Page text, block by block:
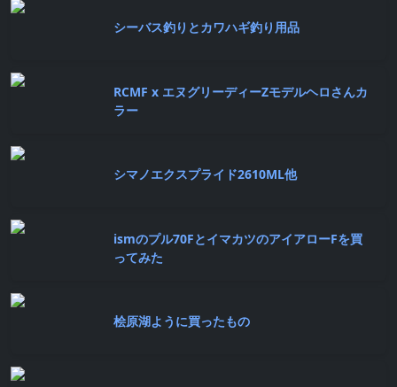
シーバス釣りとカワハギ釣り用品
RCMF x エヌグリーディーZモデルヘロさんカ
ラー
シマノエクスプライド2610ML他
ismのプル70FとイマカツのアイアローFを買
ってみた
桧原湖ように買ったもの